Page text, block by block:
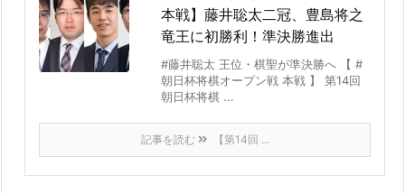
本戦】藤井聡太二冠、豊島将之
竜王に初勝利！準決勝進出
#藤井聡太 王位・棋聖が準決勝へ 【 #
朝日杯将棋オープン戦 本戦 】 第14回
朝日杯将棋 ...
記事を読む 【第14回 ...